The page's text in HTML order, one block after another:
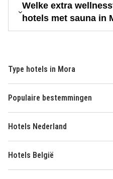
Welke extra
hotels met sauna in
Type hotels in Mora
Populaire bestemmingen
Hotels Nederland
Hotels België